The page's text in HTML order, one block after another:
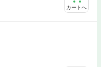
カートへ